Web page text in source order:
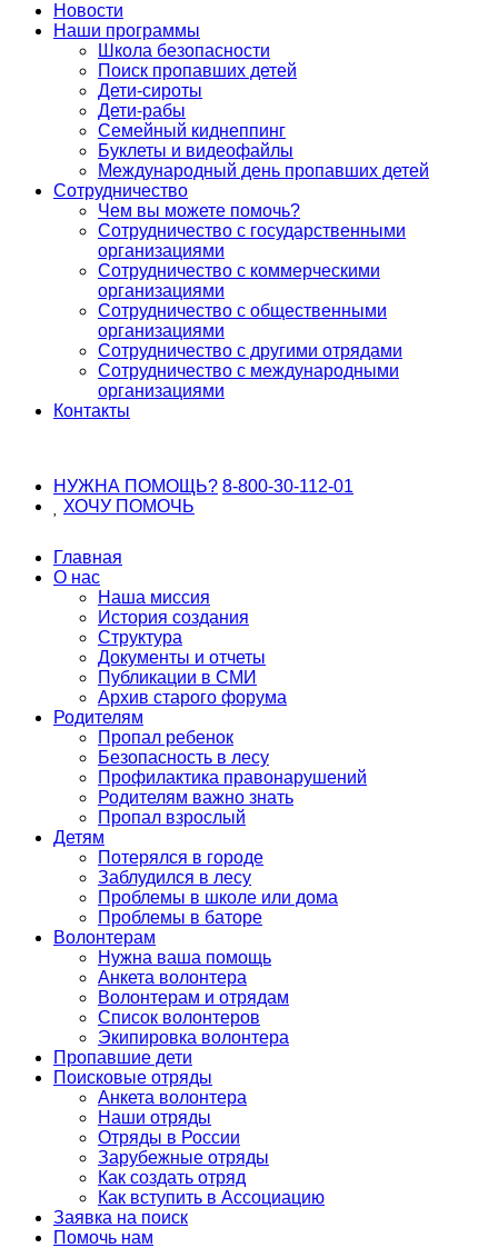
Новости
Наши программы
Школа безопасности
Поиск пропавших детей
Дети-сироты
Дети-рабы
Семейный киднеппинг
Буклеты и видеофайлы
Международный день пропавших детей
Сотрудничество
Чем вы можете помочь?
Сотрудничество с государственными
организациями
Сотрудничество с коммерческими
организациями
Сотрудничество с общественными
организациями
Сотрудничество с другими отрядами
Сотрудничество с международными
организациями
Контакты
НУЖНА ПОМОЩЬ? 8-800-30-112-01
ХОЧУ ПОМОЧЬ
Главная
О нас
Наша миссия
История создания
Структура
Документы и отчеты
Публикации в СМИ
Архив старого форума
Родителям
Пропал ребенок
Безопасность в лесу
Профилактика правонарушений
Родителям важно знать
Пропал взрослый
Детям
Потерялся в городе
Заблудился в лесу
Проблемы в школе или дома
Проблемы в баторе
Волонтерам
Нужна ваша помощь
Анкета волонтера
Волонтерам и отрядам
Список волонтеров
Экипировка волонтера
Пропавшие дети
Поисковые отряды
Анкета волонтера
Наши отряды
Отряды в России
Зарубежные отряды
Как создать отряд
Как вступить в Ассоциацию
Заявка на поиск
Помочь нам